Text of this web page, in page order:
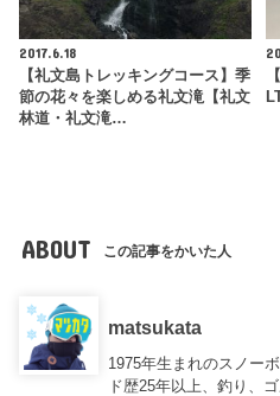
2017.6.18
【礼文島トレッキングコース】季
節の花々を楽しめる礼文滝【礼文
林道・礼文滝…
ABOUT この記事をかいた人
matsukata
1975年生まれのスノー
ド歴25年以上、釣り、